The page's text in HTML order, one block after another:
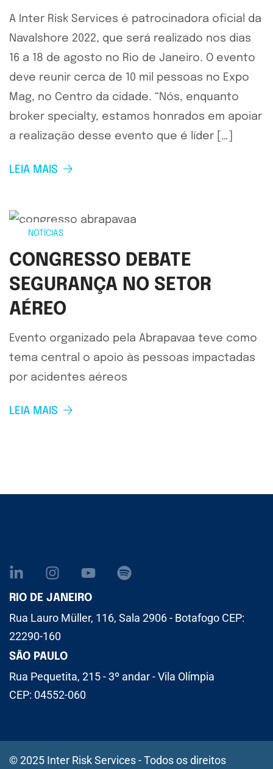
A Inter Risk Services é patrocinadora oficial da
Navalshore 2022, que será realizado nos dias
16 a 18 de agosto no Rio de Janeiro. O evento
deve reunir cerca de 10 mil pessoas no Expo
Mag, no Centro da cidade. “Nós, enquanto
broker specialty, estamos honrados em apoiar
a realização desse evento que é líder […]
LEIA MAIS
NOTÍCIAS
CONGRESSO DEBATE
SEGURANÇA NO SETOR
AÉREO
Evento organizado pela Abrapavaa teve como
tema central o apoio às pessoas impactadas
por acidentes aéreos
LEIA MAIS
RIO DE JANEIRO
Rua Lauro Müller, 116, Sala 2906 - Botafogo CEP:
22290-160
SÃO PAULO
Rua Pequetita, 215 - 3º andar - Vila Olímpia
CEP: 04552-060
© 2025 Inter Risk Services - Todos os direitos